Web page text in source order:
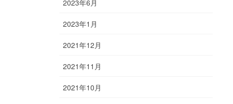
2023年6月
2023年1月
2021年12月
2021年11月
2021年10月